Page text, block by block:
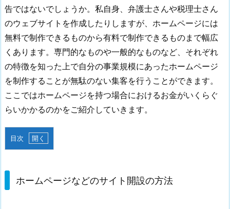
告ではないでしょうか。私自身、弁護士さんや税理士さん
のウェブサイトを作成したりしますが、ホームページには
無料で制作できるものから有料で制作できるものまで幅広
くあります。専門的なものや一般的なものなど、それぞれ
の特徴を知った上で自分の事業規模にあったホームページ
を制作することが無駄のない集客を行うことができます。
ここではホームページを持つ場合におけるお金がいくらぐ
らいかかるのかをご紹介していきます。
目次
1.
ー
ホームページなどのサイト開設の方法